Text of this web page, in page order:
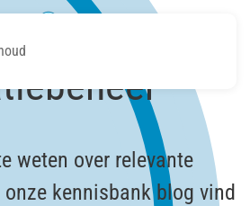
weten over relevante
kennisbank blog vind